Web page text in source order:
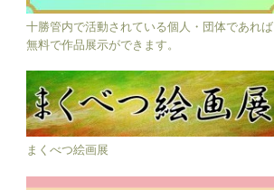
十勝管内で活動されている個人・団体であれば
無料で作品展示ができます。
まくべつ絵画展